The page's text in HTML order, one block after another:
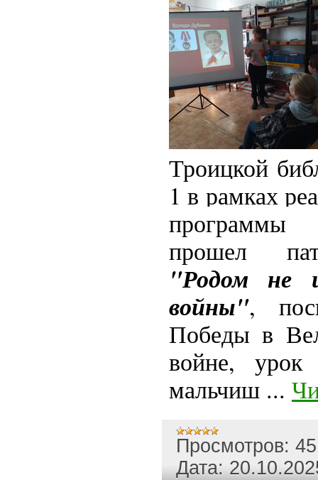
Троицкой
1в рамках
программы
прошел
"Родом не
войны",
Победы в
войне, урок
мальчиш ...
Просмотров: 45
Дата: